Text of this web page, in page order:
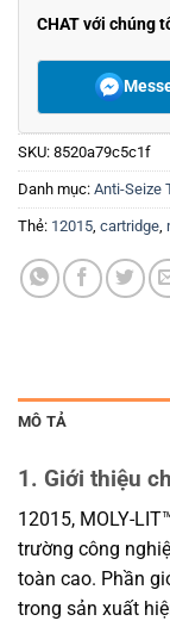
CHAT với chúng
SKU: 8520a79c5c1f
Danh mục: Anti-Seize
Thẻ: 12015 cartridge
MÔ TẢ
1. Giới thiệu
12015, MOLY-
trường công
toàn cao. Phần
trong sản xuất